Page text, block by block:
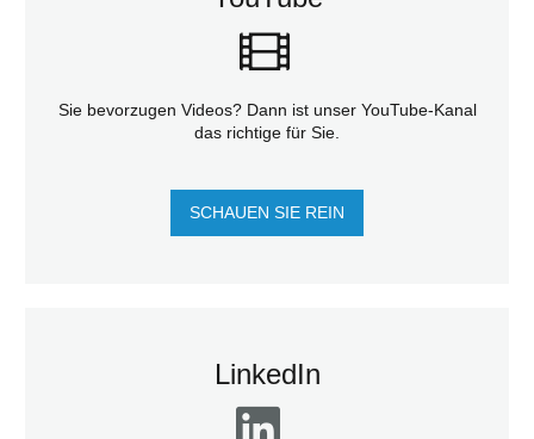
Sie bevorzugen Videos? Dann ist unser YouTube-Kanal
das richtige für Sie.
SCHAUEN SIE REIN
LinkedIn